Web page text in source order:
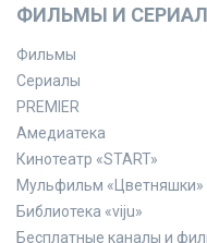
ФИЛЬМЫ И
Фильмы
Сериалы
PREMIER
Амедиатека
Кинотеатр «START»
Мульфильм «Цветняшки»
Библиотека «viju»
Бесплатные каналы и